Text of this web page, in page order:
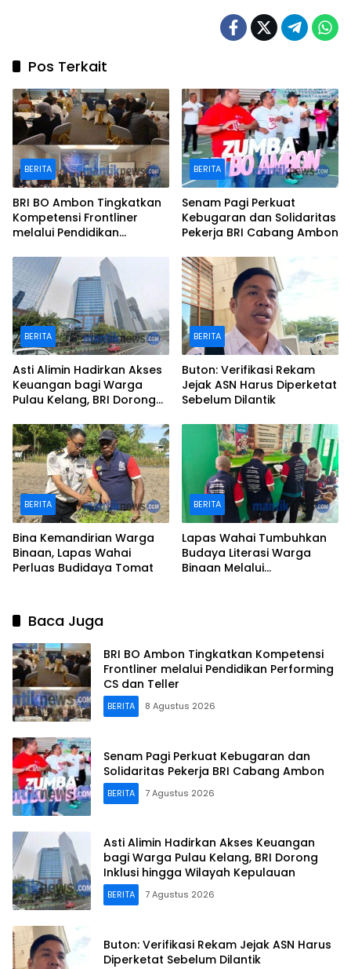
Pos Terkait
BERITA
BRI BO Ambon Tingkatkan
Kompetensi Frontliner
melalui Pendidikan
BERITA
Senam Pagi Perkuat
Kebugaran dan Solidaritas
Pekerja BRI Cabang Ambon
BERITA
Asti Alimin Hadirkan Akses
Keuangan bagi Warga
Pulau Kelang, BRI Dorong
Kepulauan
BERITA
Buton: Verifikasi Rekam
Jejak ASN Harus Diperketat
Sebelum Dilantik
BERITA
Bina Kemandirian Warga
Binaan, Lapas Wahai
Perluas Budidaya Tomat
BERITA
Lapas Wahai Tumbuhkan
Budaya Literasi Warga
Binaan Melalui
Baca Juga
BRI BO Ambon Tingkatkan Kompetensi
Frontliner melalui Pendidikan Performing
CS dan Teller
BERITA 8 Agustus 2026
Senam Pagi Perkuat Kebugaran dan
Solidaritas Pekerja BRI Cabang Ambon
BERITA 7 Agustus 2026
Asti Alimin Hadirkan Akses Keuangan
bagi Warga Pulau Kelang, BRI Dorong
Inklusi hingga Wilayah Kepulauan
BERITA 7 Agustus 2026
Buton: Verifikasi Rekam Jejak ASN Harus
Diperketat Sebelum Dilantik